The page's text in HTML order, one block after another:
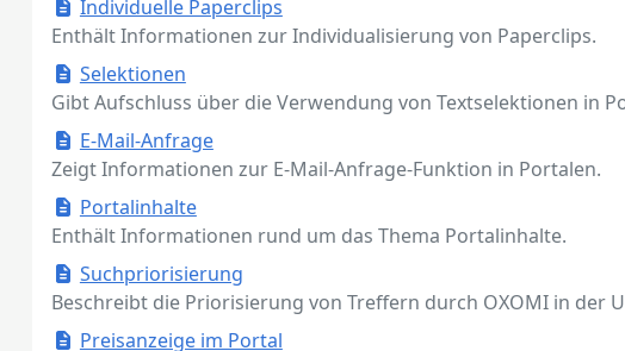
Individuelle Paperclips
Enthält Informationen zur Individualisierung von Paperclips.
Selektionen
Gibt Aufschluss über die Verwendung von Textselektionen in
E-Mail-Anfrage
Zeigt Informationen zur E-Mail-Anfrage-Funktion in Portalen.
Portalinhalte
Enthält Informationen rund um das Thema Portalinhalte.
Suchpriorisierung
Beschreibt die Priorisierung von Treffern durch OXOMI in der
Preisanzeige im Portal